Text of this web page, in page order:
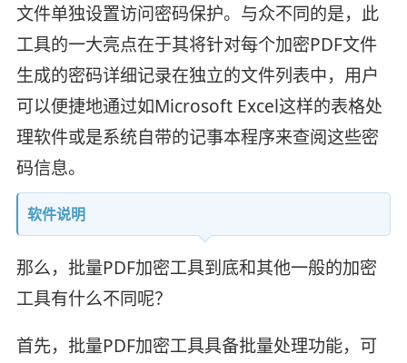
文件单独设置访问密码保护。与众不同的是，此
工具的一大亮点在于其将针对每个加密PDF文件
生成的密码详细记录在独立的文件列表中，用户
可以便捷地通过如Microsoft Excel这样的表格处
理软件或是系统自带的记事本程序来查阅这些密
码信息。
软件说明
那么，批量PDF加密工具到底和其他一般的加密
工具有什么不同呢？
首先，批量PDF加密工具具备批量处理功能，可